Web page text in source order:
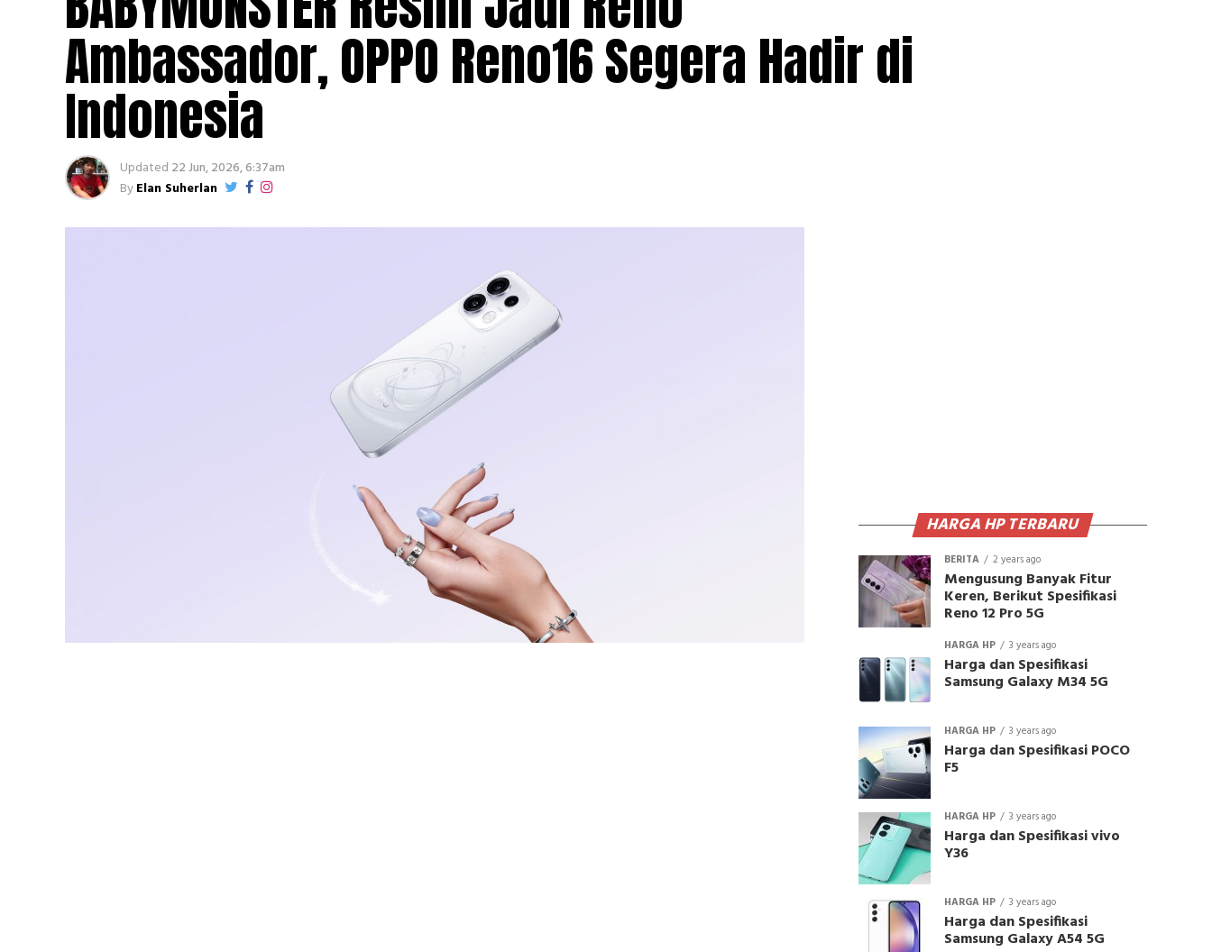
Ambassador, OPPO Reno16 Segera Hadir di
Indonesia
Updated 22 Jun, 2026, 6:37am
ByElan Suherlan
HARGA HP TERBARU
BERITA 2 years ago
Mengusung Banyak Fitur
Keren, Berikut Spesifikasi
Reno 12 Pro 5G
HARGA HP 3 years ago
Harga dan Spesifikasi
Samsung Galaxy M34 5G
HARGA HP 3 years ago
Harga dan Spesifikasi POCO
F5
HARGA HP 3 years ago
Harga dan Spesifikasi vivo
Y36
HARGA HP 3 years ago
Harga dan Spesifikasi
Samsung Galaxy A54 5G